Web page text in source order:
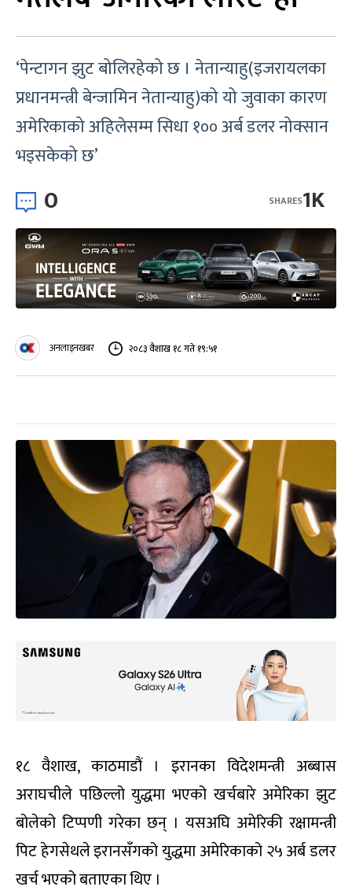
‘पेन्टागन झुट बोलिरहेको छ । नेतान्याहु(इजरायलका
प्रधानमन्त्री बेन्जामिन नेतान्याहु)को यो जुवाका कारण
अमेरिकाको अहिलेसम्म सिधा १०० अर्ब डलर नोक्सान
भइसकेको छ’
0 1K
SHARES
अनलाइनखबर २०८३ वैशाख १८ गते १९:५१
१८ वैशाख, काठमाडौं । इरानका विदेशमन्त्री अब्बास
अराघचीले पछिल्लो युद्धमा भएको खर्चबारे अमेरिका झुट
बोलेको टिप्पणी गरेका छन् । यसअघि अमेरिकी रक्षामन्त्री
पिट हेगसेथले इरानसँगको युद्धमा अमेरिकाको २५ अर्ब डलर
खर्च भएको बताएका थिए ।